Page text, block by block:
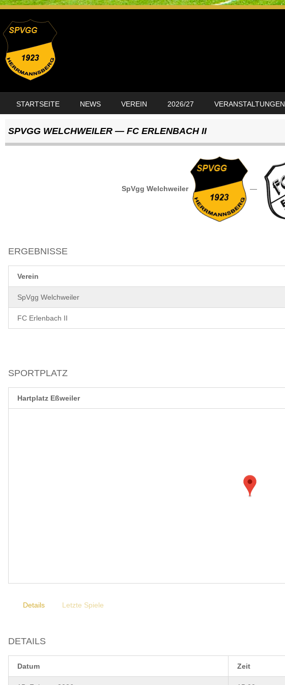
MENU
STARTSEITE NEWS VEREIN 2026/27 VERANSTALTUNGEN
SPVGG WELCHWEILER — FC ERLENBACH II
SpVgg Welchweiler —
ERGEBNISSE
Verein
SpVgg Welchweiler
FC Erlenbach II
SPORTPLATZ
Hartplatz Eßweiler
Details Letzte Spiele
DETAILS
Datum Zeit